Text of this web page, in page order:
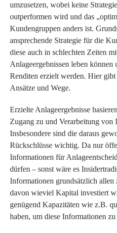
umzusetzen, wobei keine
outperformen wird und das
Kundengruppen anders ist.
ansprechende Strategie für die
diese auch in schlechten Zeiten
Anlageergebnissen leben
Renditen erzielt werden. Hier gibt
Ansätze und Wege.
Erzielte Anlageergebnisse
Zugang zu und Verarbeitung von
Insbesondere sind die daraus
Rückschlüsse wichtig. Da nur
Informationen für
dürfen – sonst wäre es
Informationen grundsätzlich
davon wieviel Kapital investiert
genügend Kapazitäten wie z.B.
haben, um diese Informationen